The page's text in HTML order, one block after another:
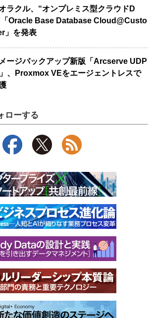
ラクル、“オンプレミス型クラウドD
「Oracle Base Database Cloud@Custo
」を発表
ージバックアップ新版「Arcserve UDP
、Proxmox VEをエージェントレスで
ローする